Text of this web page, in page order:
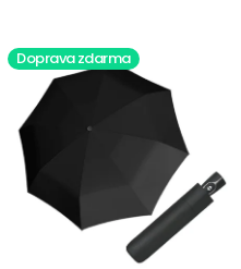
Doprava zdarma